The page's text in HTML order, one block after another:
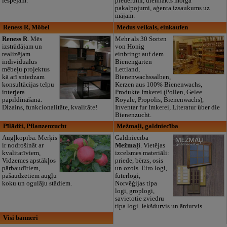
pakalpojumi, aģenta izsaukums uz
mājam.
Reness R, Möbel
Reness R . Mēs
izstrādājam un
realizējam
individuālus
mēbeļu projektus
kā arī sniedzam
konsultācijas telpu
interjera
papildināšanā.
Dizains, funkcionalitāte, kvalitāte!
Medus veikals, einkaufen
Mehr als 30 Sorten
von Honig
einbringt auf dem
Bienengarten
Lettland,
Bienenwachssalben,
Kerzen aus 100% Bienenwachs,
Produkte Imkerei (Pollen, Gelee
Royale, Propolis, Bienenwachs),
Inventar fur Imkerei, Literatur über die
Bienenzucht.
Pīlādži, Pflanzenzucht
Augļkopība. Mērķis
ir nodrošināt ar
kvalitatīviem,
Vidzemes apstākļos
pārbaudītiem,
pašaudzētiem augļu
koku un ogulāju stādiem.
Mežmaļi, galdniecība
Galdniecība
Mežmaļi. Vietējas
izcelsmes materiāli:
priede, bērzs, osis
un ozols. Eiro logi,
futerlogi,
Norvēģijas tipa
logi, groplogi,
savietotie zviedru
tipa logi. Iekšdurvis un ārdurvis.
Visi banneri